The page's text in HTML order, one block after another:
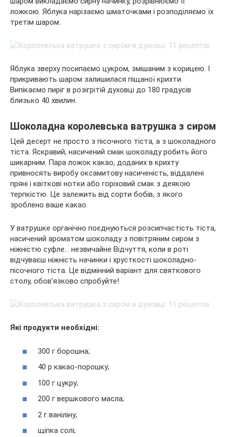
ложкою. Яблука нарізаємо шматочками і розподіляємо їх
третім шаром.
Яблука зверху посипаємо цукром, змішаним з корицею. І
прикривають шаром залишилася піщаної крихти.
Випікаємо пиріг в розігрітій духовці до 180 градусів
близько 40 хвилин.
Шоколадна королевська ватрушка з сиром
Цей десерт не просто з пісочного тіста, а з шоколадного
тіста. Яскравий, насичений смак шоколаду робить його
шикарним. Пара ложок какао, доданих в крихту
привносять виробу оксамитову насиченість, віддалені
пряні і квіткові нотки або горіховий смак з деякою
терпкістю. Це залежить від сорти бобів, з якого
зроблено ваше какао.
У ватрушке органічно поєднуються розсипчастість тіста,
насичений ароматом шоколаду з повітряним сиром з
ніжністю суфле… незвичайне Відчуття, коли в роті
відчуваєш ніжність начинки і хрусткості шоколадно-
пісочного тіста. Це відмінний варіант для святкового
столу, обов’язково спробуйте!
Які продукти необхідні:
300 г борошна;
40 р какао-порошку;
100 г цукру;
200 г вершкового масла;
2 г ваніліну;
щіпка солі;